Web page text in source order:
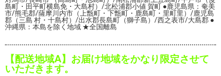
島町・田平町横島免・大島村）/北松浦郡小値 賀町 ●鹿児島県：奄美
市/熊毛郡/薩摩川内市（上甑町・下甑町・鹿島町・里町里）/鹿児島
郡（三島 村・十島村）/出水郡長島町（獅子島）/西之表市/大島郡 ●
沖縄県：本島を除く地域 ★全国離島
【配送地域A】お届け地域をかなり限定させて
いただきます。